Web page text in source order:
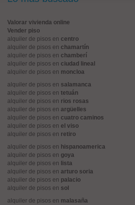
Valorar vivienda online
Vender piso
alquiler de pisos en centro
alquiler de pisos en chamartín
alquiler de pisos en chamberí
alquiler de pisos en ciudad lineal
alquiler de pisos en moncloa
alquiler de pisos en salamanca
alquiler de pisos en tetuán
alquiler de pisos en rios rosas
alquiler de pisos en argüelles
alquiler de pisos en cuatro caminos
alquiler de pisos en el viso
alquiler de pisos en retiro
alquiler de pisos en hispanoamerica
alquiler de pisos en goya
alquiler de pisos en lista
alquiler de pisos en arturo soria
alquiler de pisos en palacio
alquiler de pisos en sol
alquiler de pisos en malasaña